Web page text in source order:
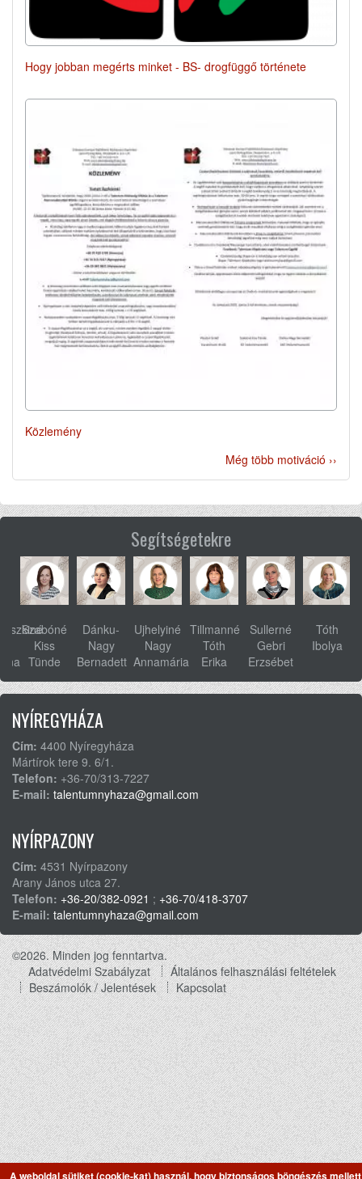
Hogy jobban megérts minket - BS- drogfüggő története
Közlemény
Még több motiváció ››
Segítségetekre
Szabóné
Kiss
Tünde
Dánku-
Nagy
Bernadett
Ujhelyiné
Nagy
Annamária
Tillmanné
Tóth
Erika
Sullerné
Gebri
Erzsébet
Tóth
Ibolya
NYÍREGYHÁZA
Cím: 4400 Nyíregyháza
Mártírok tere 9. 6/1.
Telefon: +36-70/313-7227
E-mail: talentumnyhaza@gmail.com
NYÍRPAZONY
Cím: 4531 Nyírpazony
Arany János utca 27.
Telefon: +36-20/382-0921 ; +36-70/418-3707
E-mail: talentumnyhaza@gmail.com
©2026. Minden jog fenntartva.
Footer
menu
Adatvédelmi Szabályzat
Általános felhasználási feltételek
Beszámolók / Jelentések
Kapcsolat
A weboldal sütiket (cookie-kat) használ, hogy biztonságos böngészés